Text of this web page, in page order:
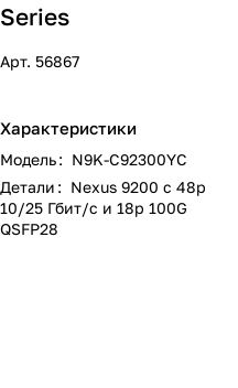
Series
Арт. 56867
Характеристики
Модель: N9K-C92300YC
Детали: Nexus 9200 с 48p
10/25 Гбит/с и 18p 100G
QSFP28